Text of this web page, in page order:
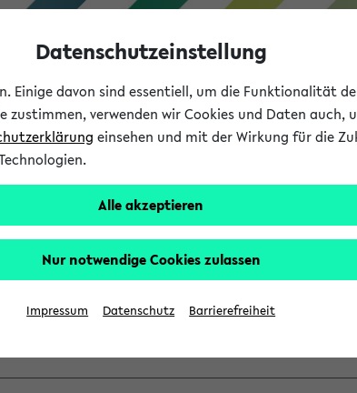
vorhandenen
und Ihrem Passwort an:
Datenschutzeinstellung
Einige davon sind essentiell, um die Funktionalität
zustimmen, verwenden wir Cookies und Daten
einsehen und mit der Wirkung für die
Alle akzeptieren
Nur notwendige Cookies zulassen
Impressum Datenschutz Barrierefreiheit